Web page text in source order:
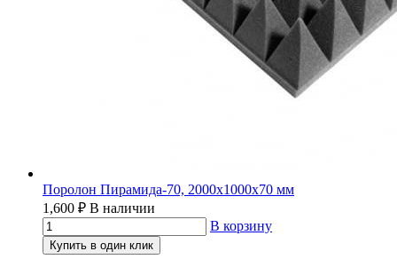
Поролон Пирамида-70, 2000х1000х70 мм
1,600 ₽ В наличии
В корзину
Купить в один клик